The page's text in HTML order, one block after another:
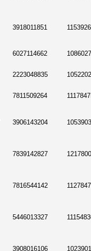
3918011851
6027114662
2223048835
7811509264
3906143204
7839142827
7816544142
5446013327
3908016106